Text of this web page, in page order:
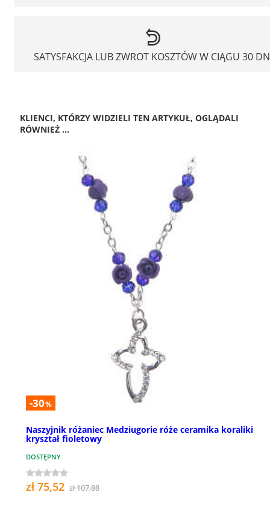
SATYSFAKCJA LUB ZWROT KOSZTÓW W CIĄGU 30
KLIENCI, KTÓRZY WIDZIELI TEN ARTYKUŁ, OGLĄDALI
RÓWNIEŻ ...
-30%
Naszyjnik różaniec Medziugorie róże ceramika koraliki
kryształ fioletowy
DOSTĘPNY
zł 75,52 zł 107,88